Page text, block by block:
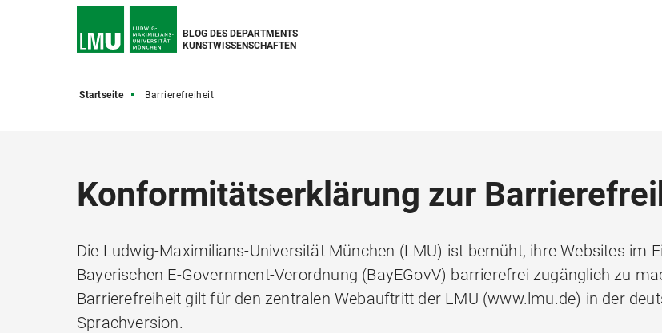
BLOG DES DEPARTMENTS
KUNSTWISSENSCHAFTEN
Startseite Barrierefreiheit
Konformitätserklärung zur
Die Ludwig-Maximilians-Universität München (LMU) ist bemüht, ihre Websites im
Bayerischen E-Government-Verordnung (BayEGovV) barrierefrei zugänglich zu
Barrierefreiheit gilt für den zentralen Webauftritt der LMU (www.lmu.de) in der
Sprachversion.